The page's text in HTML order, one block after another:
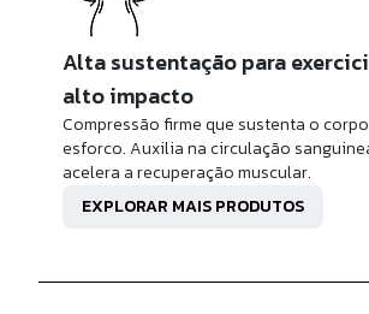
Alta sustentação para
alto impacto
Compressão firme que sustenta o
esforco. Auxilia na circulação
acelera a recuperação muscular.
EXPLORAR MAIS PRODUTOS